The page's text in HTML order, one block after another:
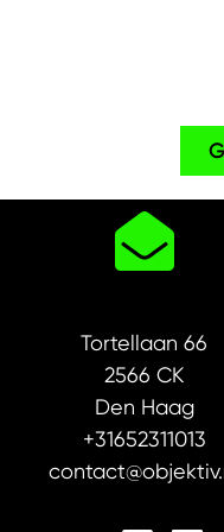
Tortellaan 66
2566 CK
Den Haag
+31652311013